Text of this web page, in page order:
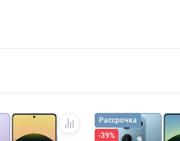
Рассрочка
-39%